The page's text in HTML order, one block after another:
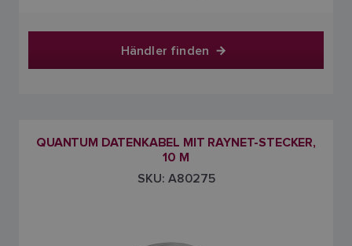
Händler finden
QUANTUM DATENKABEL MIT RAYNET-STECKER,
10 M
SKU: A80275